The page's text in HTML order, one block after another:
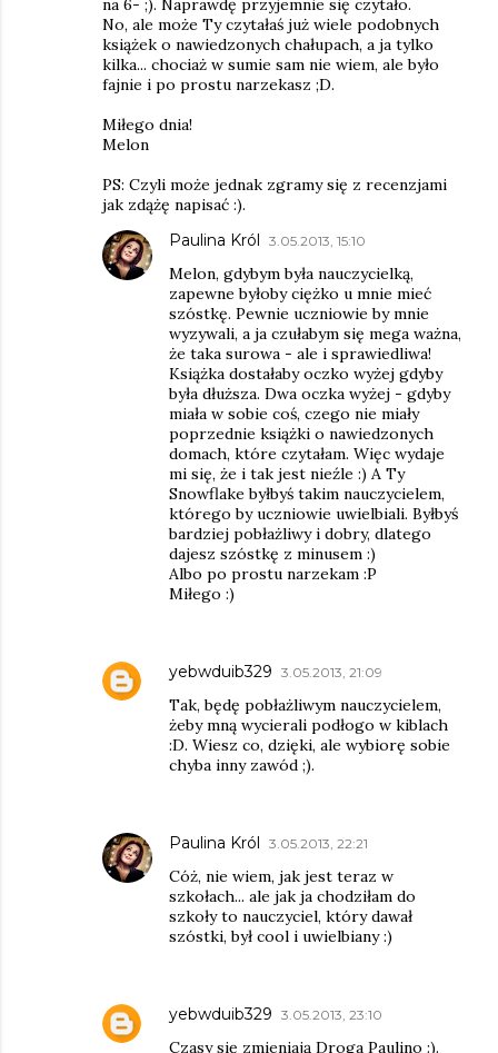
na 6- ;). Naprawdę przyjemnie się czytało.
No, ale może Ty czytałaś już wiele podobnych
książek o nawiedzonych chałupach, a ja tylko
kilka... chociaż w sumie sam nie wiem, ale było
fajnie i po prostu narzekasz ;D.
Miłego dnia!
Melon
PS: Czyli może jednak zgramy się z recenzjami
jak zdążę napisać :).
Paulina Król 3.05.2013, 15:10
Melon, gdybym była nauczycielką,
zapewne byłoby ciężko u mnie mieć
szóstkę. Pewnie uczniowie by mnie
wyzywali, a ja czułabym się mega ważna,
że taka surowa - ale i sprawiedliwa!
Książka dostałaby oczko wyżej gdyby
była dłuższa. Dwa oczka wyżej - gdyby
miała w sobie coś, czego nie miały
poprzednie książki o nawiedzonych
domach, które czytałam. Więc wydaje
mi się, że i tak jest nieźle :) A Ty
Snowflake byłbyś takim nauczycielem,
którego by uczniowie uwielbiali. Byłbyś
bardziej pobłażliwy i dobry, dlatego
dajesz szóstkę z minusem :)
Albo po prostu narzekam :P
Miłego :)
yebwduib329 3.05.2013, 21:09
Tak, będę pobłażliwym nauczycielem,
żeby mną wycierali podłogo w kiblach
:D. Wiesz co, dzięki, ale wybiorę sobie
chyba inny zawód ;).
Paulina Król 3.05.2013, 22:21
Cóż, nie wiem, jak jest teraz w
szkołach... ale jak ja chodziłam do
szkoły to nauczyciel, który dawał
szóstki, był cool i uwielbiany :)
yebwduib329 3.05.2013, 23:10
Czasy się zmieniają Droga Paulino :).